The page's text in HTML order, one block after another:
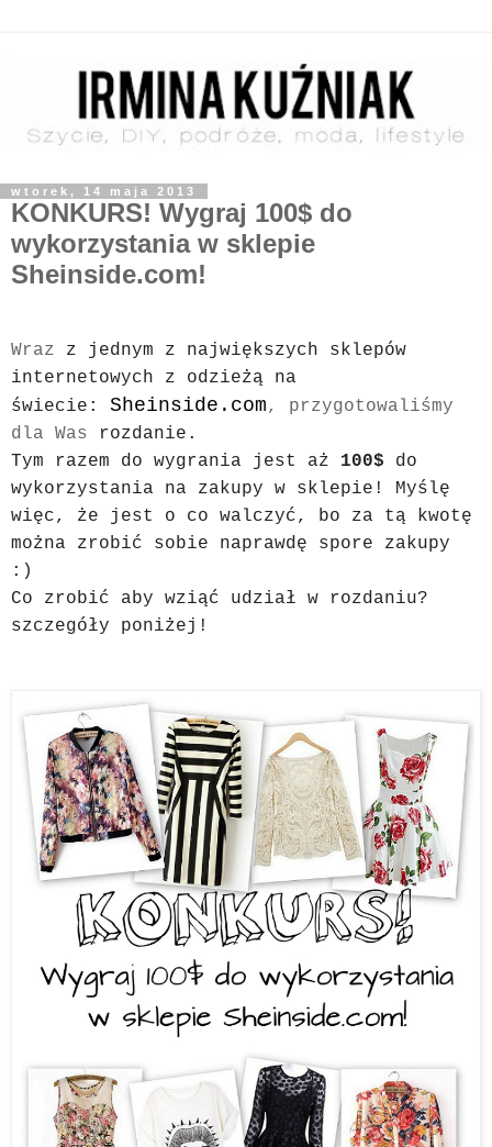
wtorek, 14 maja 2013
KONKURS! Wygraj 100$ do
wykorzystania w sklepie
Sheinside.com!
Wraz z jednym z największych sklepów
internetowych z odzieżą na
świecie: Sheinside.com, przygotowaliśmy
dla Was rozdanie.
Tym razem do wygrania jest aż 100$ do
wykorzystania na zakupy w sklepie! Myślę
więc, że jest o co walczyć, bo za tą kwotę
można zrobić sobie naprawdę spore zakupy
:)
Co zrobić aby wziąć udział w rozdaniu?
szczegóły poniżej!